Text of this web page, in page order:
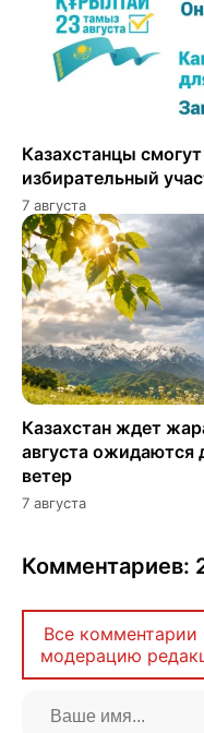
Казахстанцы
избирательный
7 августа
Казахстан ждет
августа
ветер
7 августа
Комментариев:
Все комментарии
модерацию